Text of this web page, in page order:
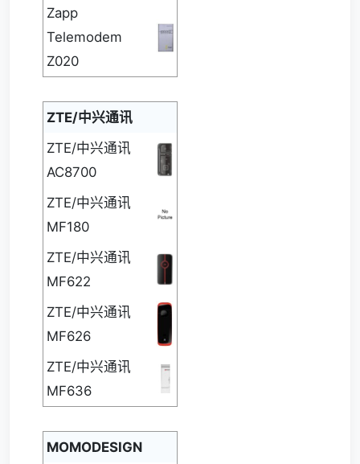
Zapp
Telemodem
Z020
ZTE/中兴通讯
ZTE/中兴通讯
AC8700
ZTE/中兴通讯
MF180
ZTE/中兴通讯
MF622
ZTE/中兴通讯
MF626
ZTE/中兴通讯
MF636
MOMODESIGN